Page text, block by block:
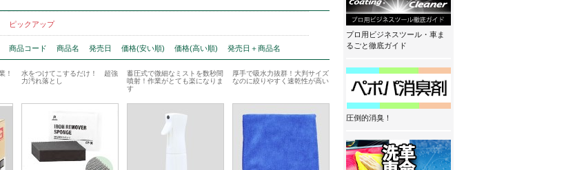
ピックアップ
商品コード 商品名 発売日 価格(安い順) 価格(高い順) 発売日＋商品名
！
水をつけてこするだけ！ 超強
力汚れ落とし
蓄圧式で微細なミストを数秒間
噴射！作業がとても楽になりま
す
厚手で吸水力抜群！大判サイズ
なのに絞りやすく速乾性が高い
プロ用ビジネスツール・車ま
るごと徹底ガイド
圧倒的消臭！